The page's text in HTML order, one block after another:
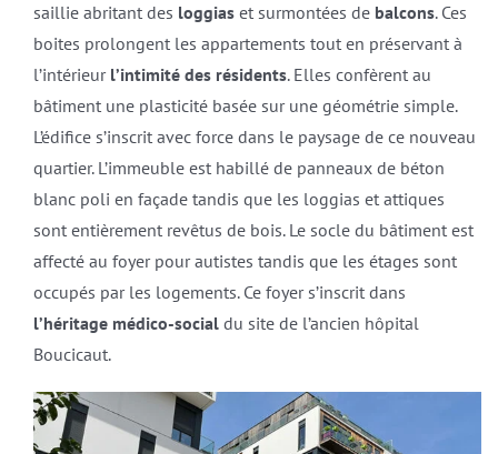
saillie abritant des loggias et surmontées de balcons. Ces
boites prolongent les appartements tout en préservant à
l’intérieur l’intimité des résidents. Elles confèrent au
bâtiment une plasticité basée sur une géométrie simple.
L’édifice s’inscrit avec force dans le paysage de ce nouveau
quartier. L’immeuble est habillé de panneaux de béton
blanc poli en façade tandis que les loggias et attiques
sont entièrement revêtus de bois. Le socle du bâtiment est
affecté au foyer pour autistes tandis que les étages sont
occupés par les logements. Ce foyer s’inscrit dans
l’héritage médico-socialdu site de l’ancien hôpital
Boucicaut.